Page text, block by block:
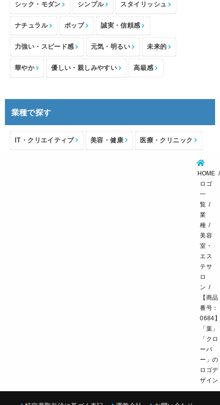
シック・モダン シンプル スタイリッシュ
ナチュラル ポップ 誠実・信頼感
力強い・スピード感 元気・明るい 未来的
華やか 優しい・親しみやすい 高級感
業種で探す
IT・クリエイティブ 美容・健康 医療・クリニック
HOME
ロゴ
一
覧
業
種
美容
室・
エス
テサ
ロ
ン
【商品
番号：
0684】
「葉」
「クロ
ーバ
ー」の
ロゴデ
ザイン